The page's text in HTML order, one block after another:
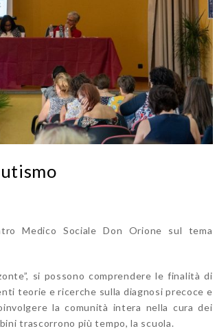
Medico Sociale Don Orione sul tema
si possono comprendere le finalità di
teorie e ricerche sulla diagnosi precoce e
la comunità intera nella cura dei
trascorrono più tempo, la scuola.